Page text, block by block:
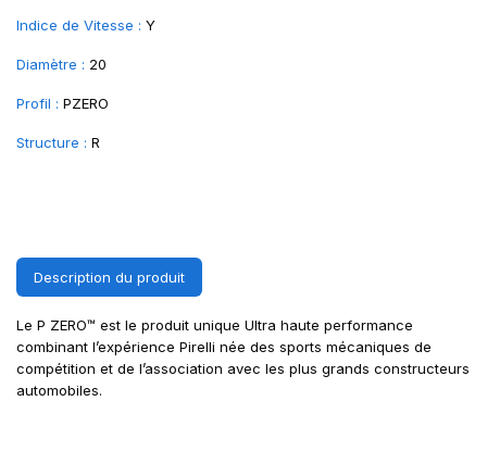
Indice de Vitesse : Y
Diamètre : 20
Profil : PZERO
Structure : R
Description du produit
Le P ZERO™ est le produit unique Ultra haute performance
combinant l’expérience Pirelli née des sports mécaniques de
compétition et de l’association avec les plus grands constructeurs
automobiles.